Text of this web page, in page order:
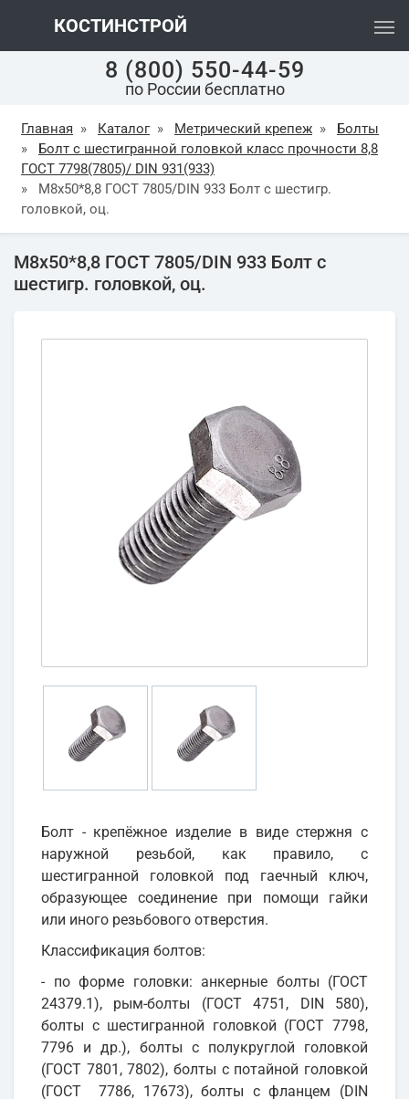
КОСТИНСТРОЙ
8 (800) 550-44-59
по России бесплатно
Главная » Каталог » Метрический крепеж »
Болты
»
Болт с шестигранной головкой класс прочности 8,8
ГОСТ 7798(7805)/ DIN 931(933)
»
М8х50*8,8 ГОСТ 7805/DIN 933 Болт с шестигр.
головкой, оц.
М8х50*8,8 ГОСТ 7805/DIN 933 Болт с
шестигр. головкой, оц.
Болт - крепёжное изделие в виде стержня с
наружной резьбой, как правило, с
шестигранной головкой под гаечный ключ,
образующее соединение при помощи гайки
или иного резьбового отверстия.
Классификация болтов:
- по форме головки: анкерные болты (ГОСТ
24379.1), рым-болты (ГОСТ 4751, DIN 580),
болты с шестигранной головкой (ГОСТ 7798,
7796 и др.), болты с полукруглой головкой
(ГОСТ 7801, 7802), болты с потайной головкой
(ГОСТ 7786, 17673), болты с фланцем (DIN